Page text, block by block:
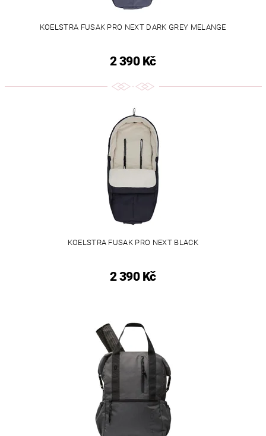
KOELSTRA FUSAK PRO NEXT DARK GREY MELANGE
2 390 Kč
KOELSTRA FUSAK PRO NEXT BLACK
2 390 Kč